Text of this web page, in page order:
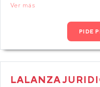
Ver más
PIDE
LALANZA